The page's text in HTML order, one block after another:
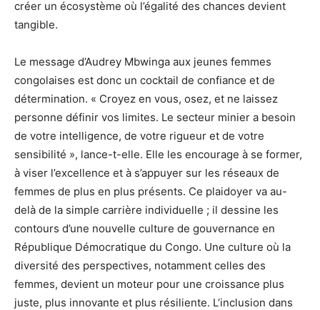
créer un écosystème où l’égalité des chances devient
tangible.
Le message d’Audrey Mbwinga aux jeunes femmes
congolaises est donc un cocktail de confiance et de
détermination. « Croyez en vous, osez, et ne laissez
personne définir vos limites. Le secteur minier a besoin
de votre intelligence, de votre rigueur et de votre
sensibilité », lance-t-elle. Elle les encourage à se former,
à viser l’excellence et à s’appuyer sur les réseaux de
femmes de plus en plus présents. Ce plaidoyer va au-
delà de la simple carrière individuelle ; il dessine les
contours d’une nouvelle culture de gouvernance en
République Démocratique du Congo. Une culture où la
diversité des perspectives, notamment celles des
femmes, devient un moteur pour une croissance plus
juste, plus innovante et plus résiliente. L’inclusion dans